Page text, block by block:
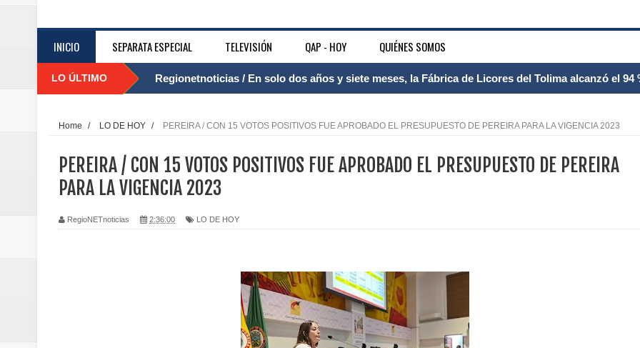
INICIO SEPARATA ESPECIAL TELEVISIÓN QAP - HOY QUIÉNES SOMOS
LO ÚLTIMO Regionetnoticias / El Aeropuerto Internacional Matecaña fortalece su conectividad con una
Regionetnoticias / Caldas fortalece el Mecanismo Articulador Departamental para el abordaje de
posesión presidencial
Regionetnoticias / La Alcaldía de Pereira continúa renovando espacios comunitarios que llevaban
Home / LO DE HOY / PEREIRA / CON 15 VOTOS POSITIVOS FUE APROBADO EL PRESUPUESTO DE PEREIRA PARA LA VIGENCIA 2023
PEREIRA / CON 15 VOTOS POSITIVOS FUE APROBADO EL PRESUPUESTO DE PEREIRA
PARA LA VIGENCIA 2023
RegioNETnoticias 2:36:00 LO DE HOY